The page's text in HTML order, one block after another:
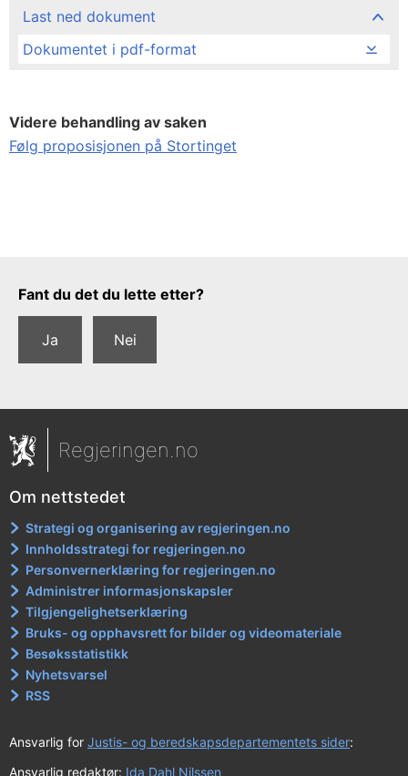
Last ned dokument
Dokumentet i pdf-format
Videre behandling av saken
Følg proposisjonen på Stortinget
Tilbakemeldingsskjema
Fant du det du lette etter?
Ja Nei
Regjeringen.no
Om nettstedet
Strategi og organisering av regjeringen.no
Innholdsstrategi for regjeringen.no
Personvernerklæring for regjeringen.no
Administrer informasjonskapsler
Tilgjengelighetserklæring
Bruks- og opphavsrett for bilder og videomateriale
Besøksstatistikk
Nyhetsvarsel
RSS
Ansvarlig for Justis- og beredskapsdepartementets sider:
Ansvarlig redaktør: Ida Dahl Nilssen